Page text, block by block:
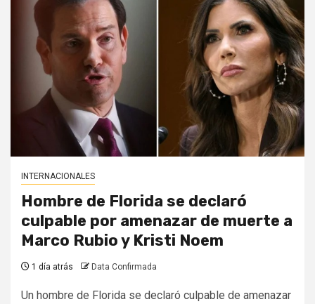
INTERNACIONALES
Hombre de Florida se declaró
culpable por amenazar de muerte a
Marco Rubio y Kristi Noem
1 día atrás Data Confirmada
Un hombre de Florida se declaró culpable de amenazar